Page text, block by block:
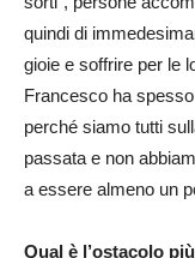
quindi di
gioie e soffrire per le
Francesco ha
perché siamo tutti
passata e non
a essere almeno un
Qual è l’ostacolo